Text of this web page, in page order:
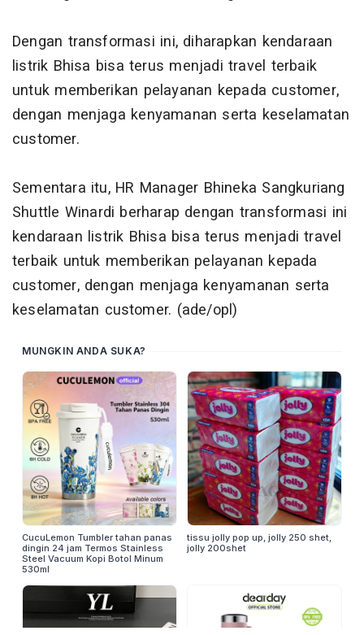
Dengan transformasi ini, diharapkan kendaraan
listrik Bhisa bisa terus menjadi travel terbaik
untuk memberikan pelayanan kepada customer,
dengan menjaga kenyamanan serta keselamatan
customer.
Sementara itu, HR Manager Bhineka Sangkuriang
Shuttle Winardi berharap dengan transformasi ini
kendaraan listrik Bhisa bisa terus menjadi travel
terbaik untuk memberikan pelayanan kepada
customer, dengan menjaga kenyamanan serta
keselamatan customer. (ade/opl)